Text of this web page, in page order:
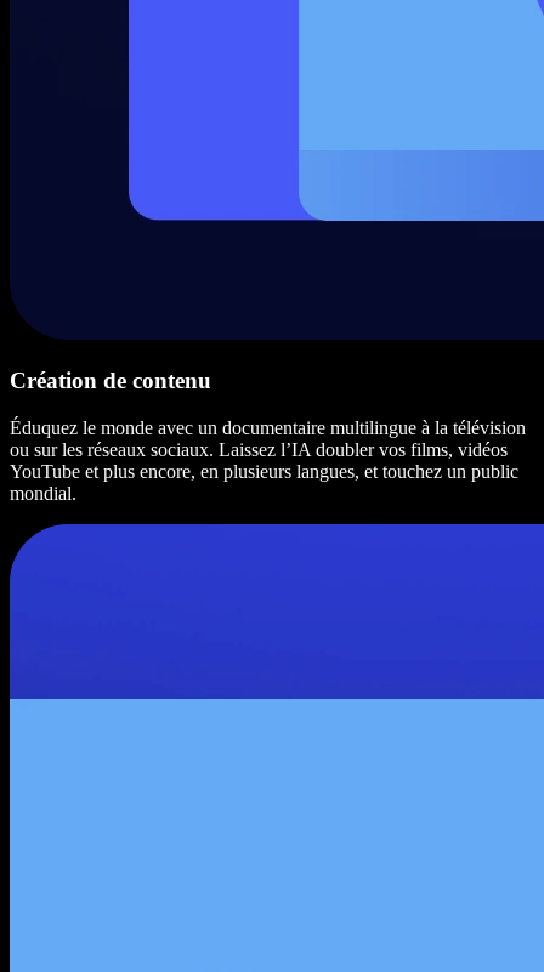
Création de contenu
Éduquez le monde avec un documentaire multilingue à la télévision
ou sur les réseaux sociaux. Laissez l’IA doubler vos films, vidéos
YouTube et plus encore, en plusieurs langues, et touchez un public
mondial.